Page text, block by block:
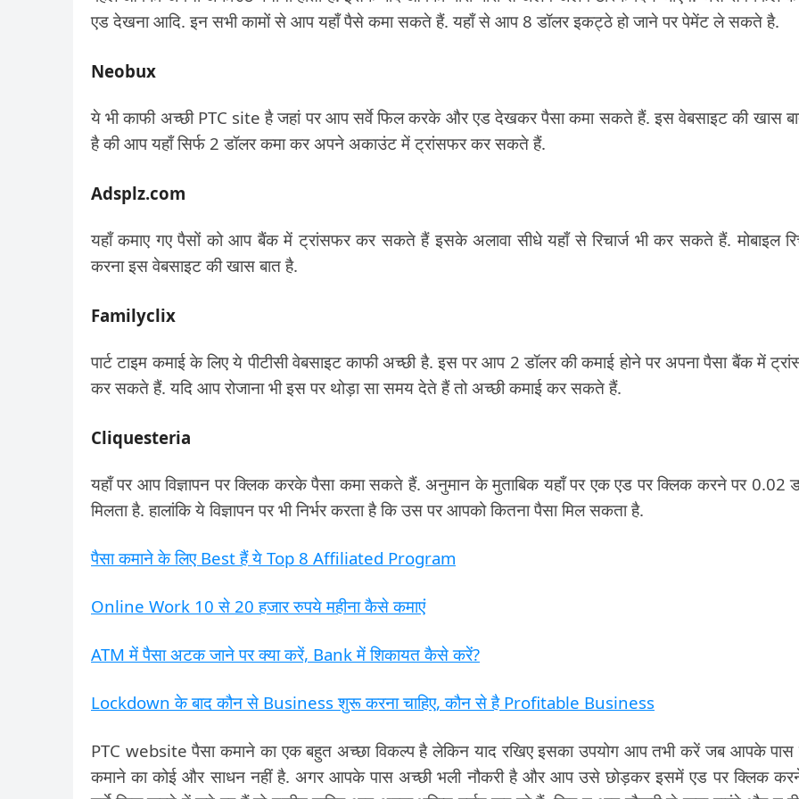
एड देखना आदि. इन सभी कामों से आप यहाँ पैसे कमा सकते हैं. यहाँ से आप 8 डॉलर इकट्ठे हो जाने पर पेमेंट ले सकते है.
Neobux
ये भी काफी अच्छी PTC site है जहां पर आप सर्वे फिल करके और एड देखकर पैसा कमा सकते हैं. इस वेबसाइट की खास
है की आप यहाँ सिर्फ 2 डॉलर कमा कर अपने अकाउंट में ट्रांसफर कर सकते हैं.
Adsplz.com
यहाँ कमाए गए पैसों को आप बैंक में ट्रांसफर कर सकते हैं इसके अलावा सीधे यहाँ से रिचार्ज भी कर सकते हैं. मोबाइल
करना इस वेबसाइट की खास बात है.
Familyclix
पार्ट टाइम कमाई के लिए ये पीटीसी वेबसाइट काफी अच्छी है. इस पर आप 2 डॉलर की कमाई होने पर अपना पैसा बैंक में
कर सकते हैं. यदि आप रोजाना भी इस पर थोड़ा सा समय देते हैं तो अच्छी कमाई कर सकते हैं.
Cliquesteria
यहाँ पर आप विज्ञापन पर क्लिक करके पैसा कमा सकते हैं. अनुमान के मुताबिक यहाँ पर एक एड पर क्लिक करने पर 0.02
मिलता है. हालांकि ये विज्ञापन पर भी निर्भर करता है कि उस पर आपको कितना पैसा मिल सकता है.
पैसा कमाने के लिए Best हैं ये Top 8 Affiliated Program
Online Work 10 से 20 हजार रुपये महीना कैसे कमाएं
ATM में पैसा अटक जाने पर क्या करें, Bank में शिकायत कैसे करें?
Lockdown के बाद कौन से Business शुरू करना चाहिए, कौन से है Profitable Business
PTC website पैसा कमाने का एक बहुत अच्छा विकल्प है लेकिन याद रखिए इसका उपयोग आप तभी करें जब आपके पास
कमाने का कोई और साधन नहीं है. अगर आपके पास अच्छी भली नौकरी है और आप उसे छोड़कर इसमें एड पर क्लिक